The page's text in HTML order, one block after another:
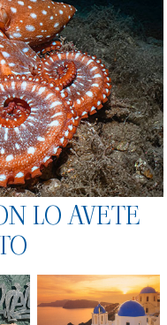
LO AVETE